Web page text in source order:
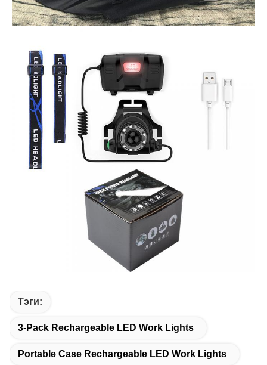
Тэги:
3-Pack Rechargeable LED Work Lights
Portable Case Rechargeable LED Work Lights